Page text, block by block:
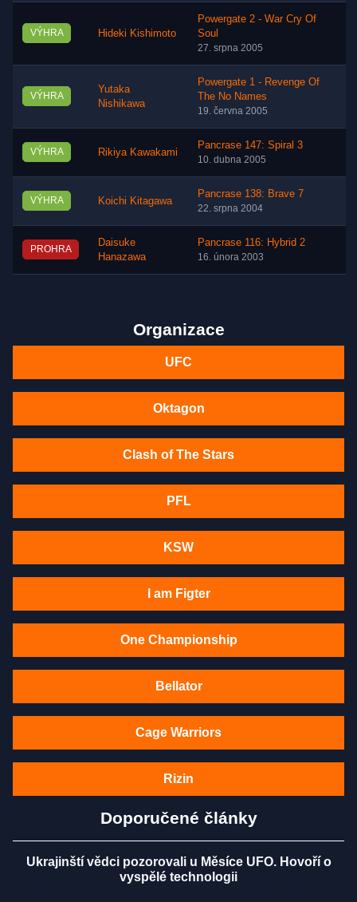
VÝHRA Hideki Kishimoto
Powergate 2 - War Cry Of
Soul
27. srpna 2005
VÝHRA
Yutaka
Nishikawa
Powergate 1 - Revenge Of
The No Names
19. června 2005
VÝHRA Rikiya Kawakami
Pancrase 147: Spiral 3
10. dubna 2005
VÝHRA Koichi Kitagawa
Pancrase 138: Brave 7
22. srpna 2004
PROHRA
Daisuke
Hanazawa
Pancrase 116: Hybrid 2
16. února 2003
Organizace
UFC
Oktagon
Clash of The Stars
PFL
KSW
I am Figter
One Championship
Bellator
Cage Warriors
Rizin
Doporučené články
Ukrajinští vědci pozorovali u Měsíce UFO. Hovoří o
vyspělé technologii